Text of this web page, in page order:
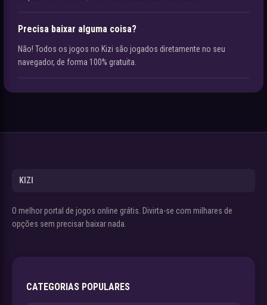
Precisa baixar alguma coisa?
Não! Todos os jogos no Kizi são jogados diretamente no seu
navegador, de forma 100% gratuita.
KIZI
O melhor portal de jogos online grátis. Divirta-se com milhares de
opções sem precisar baixar nada.
CATEGORIAS POPULARES